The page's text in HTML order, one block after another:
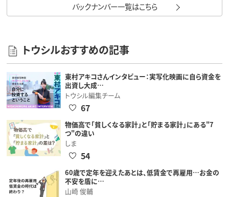
バックナンバー一覧はこちら
トウシルおすすめの記事
東村アキコさんインタビュー：実写化映画に自ら資金を
出資し大成…
トウシル編集チーム
67
物価高で「貧しくなる家計」と「貯まる家計」にある"7
つ"の違い
しま
54
60歳で定年を迎えたあとは、低賃金で再雇用…お金の
不安を盾に…
山崎 俊輔